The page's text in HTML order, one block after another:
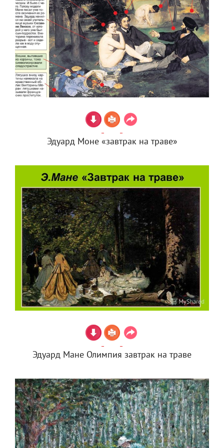
Эдуард Моне «завтрак на траве»
Эдуард Мане Олимпия завтрак на траве